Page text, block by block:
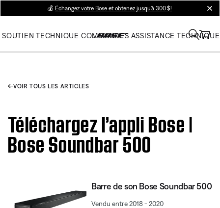
💰 Échangez votre Bose et obtenez jusqu’à 300 $!
SOUTIEN TECHNIQUE COMMANDES ASSISTANCE TECHNIQUE
VOIR TOUS LES ARTICLES
Téléchargez l’appli Bose |
Bose Soundbar 500
Barre de son Bose Soundbar 500
Vendu entre 2018 - 2020